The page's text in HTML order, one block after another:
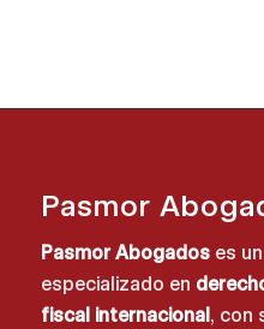
Pasmor
Pasmor Abogadoses
especializado en
fiscal internacional , con